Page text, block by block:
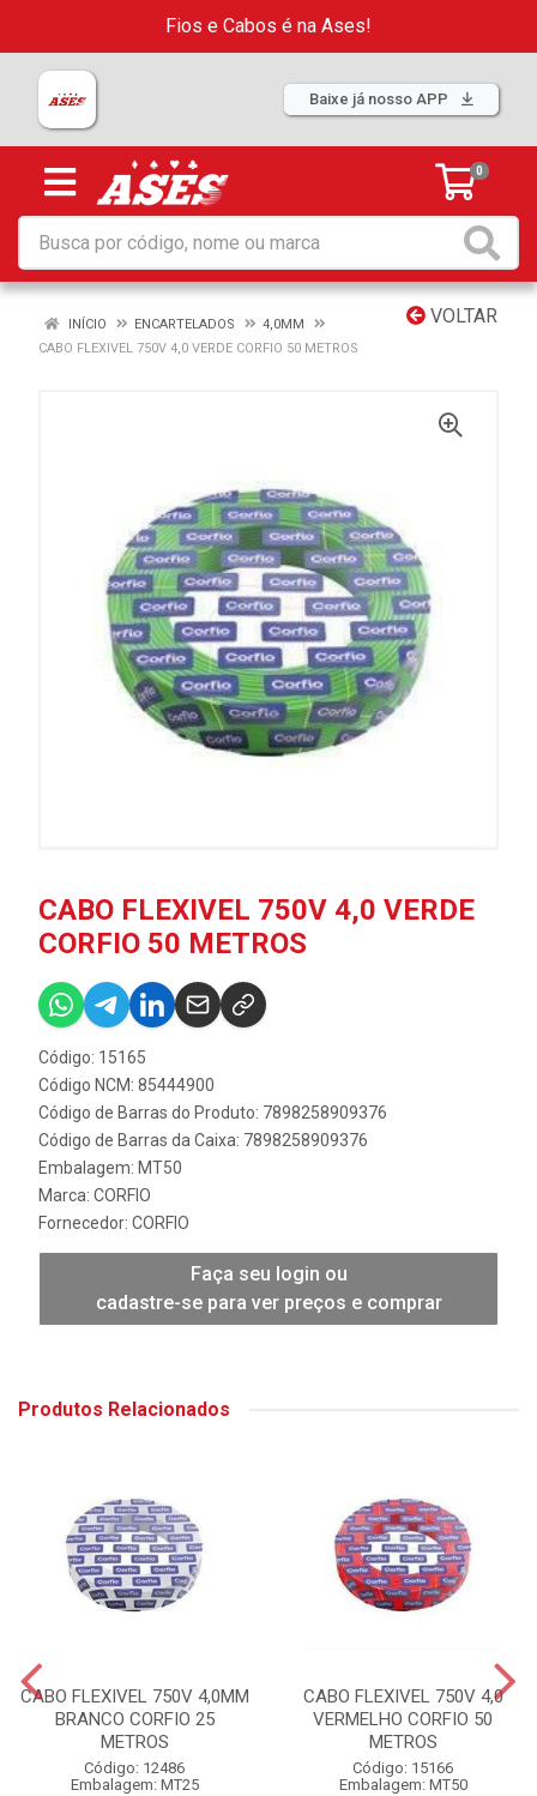
Fios e Cabos é na Ases!
Baixe já nosso APP
0
VOLTAR
INÍCIO ENCARTELADOS
4,0MM
CABO FLEXIVEL 750V 4,0 VERDE CORFIO 50 METROS
CABO FLEXIVEL 750V 4,0 VERDE
CORFIO 50 METROS
Código: 15165
Código NCM: 85444900
Código de Barras do Produto: 7898258909376
Código de Barras da Caixa: 7898258909376
Embalagem: MT50
Marca: CORFIO
Fornecedor: CORFIO
Faça seu login ou
cadastre-se para ver preços e comprar
Produtos Relacionados
CABO FLEXIVEL 750V 4,0MM
BRANCO CORFIO 25
METROS
Código: 12486
Embalagem: MT25
CABO FLEXIVEL 750V 4,0
VERMELHO CORFIO 50
METROS
Código: 15166
Embalagem: MT50